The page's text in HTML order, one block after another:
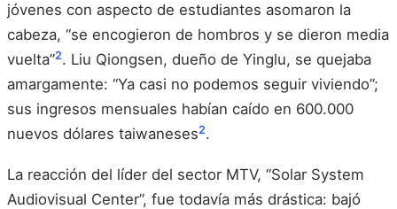
jóvenes con aspecto de estudiantes asomaron la
cabeza, “se encogieron de hombros y se dieron media
vuelta”2. Liu Qiongsen, dueño de Yinglu, se quejaba
amargamente: “Ya casi no podemos seguir viviendo”;
sus ingresos mensuales habían caído en 600.000
nuevos dólares taiwaneses2.
La reacción del líder del sector MTV, “Solar System
Audiovisual Center”, fue todavía más drástica: bajó